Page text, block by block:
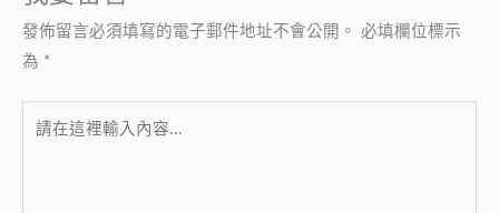
發佈留言必須填寫的電子郵件地址不會公開。 必填欄位標示
為 *